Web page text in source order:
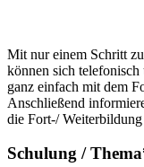
Feld
leer.
lasse
dieses
Feld
leer.
Mit nur einem Schritt
können sich
ganz einfach mit dem
Anschließend
die Fort-/
Schulung /